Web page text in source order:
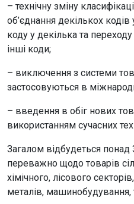
– технічну зміну
об’єднання декількох кодів
коду у декілька та
інші коди;
– виключення з системи
застосовуються в
– введення в обіг нових
використанням сучасних
Загалом відбудеться понад
переважно щодо товарів
хімічного, лісового
металів, машинобудування,